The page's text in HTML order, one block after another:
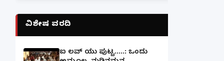
ವಿಶೇಷ ವರದಿ
ಐ ಲವ್ ಯು ಪುಟ್ಟ.....: ಒಂದು